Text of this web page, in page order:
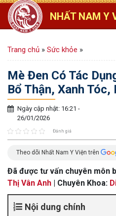
NHẤT NAM Y
Trang chủ » Sức khỏe »
Mè Đen Có Tác
Bổ Thận, Xanh
Ngày cập nhật: 16:21 -
26/01/2026
Đánh giá
Theo dõi Nhất Nam Y Viện trên
Đã được tư vấn chuyên môn
Thị Vân Anh | Chuyên Khoa:
Nội dung chính